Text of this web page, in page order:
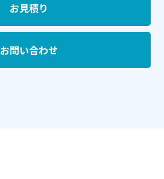
お見積り
お問い合わせ